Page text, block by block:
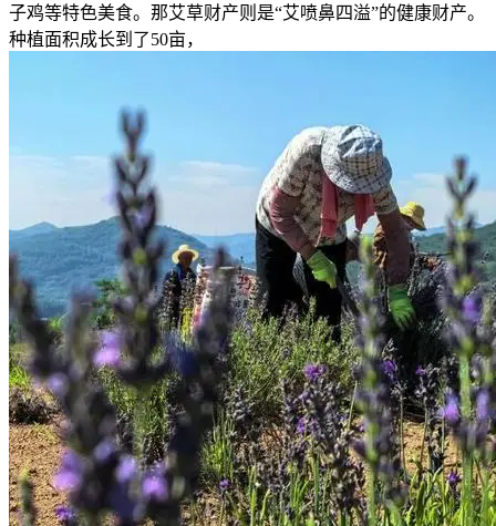
子鸡等特色美食。那艾草财产则是“艾喷鼻四溢”的健康财产。
种植面积成长到了50亩，